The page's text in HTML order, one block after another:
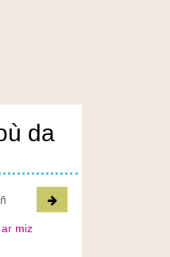
da
Miz war-lerc'h
miz